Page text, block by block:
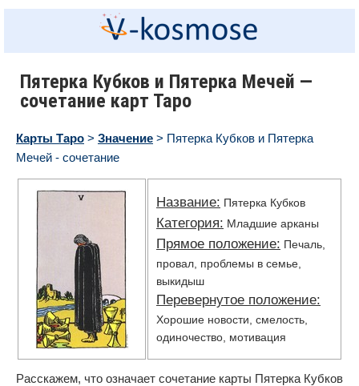
Пятерка Кубков и Пятерка Мечей —
сочетание карт Таро
Карты Таро > Значение > Пятерка Кубков и Пятерка
Мечей - сочетание
Название: Пятерка Кубков
Категория: Младшие арканы
Прямое положение: Печаль,
провал, проблемы в семье,
выкидыш
Перевернутое положение:
Хорошие новости, смелость,
одиночество, мотивация
Расскажем, что означает сочетание карты Пятерка Кубков